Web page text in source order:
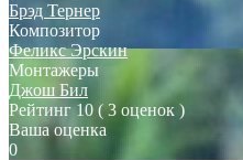
Брэд Тернер
Композитор
Феликс Эрскин
Монтажеры
Джош Бил
Рейтинг 10 ( 3 оценок )
Ваша оценка
0